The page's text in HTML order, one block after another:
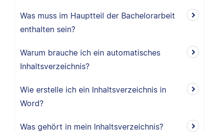
Was muss im Hauptteil der Bachelorarbeit
enthalten sein?
Warum brauche ich ein automatisches
Inhaltsverzeichnis?
Wie erstelle ich ein Inhaltsverzeichnis in
Word?
Was gehört in mein Inhaltsverzeichnis?